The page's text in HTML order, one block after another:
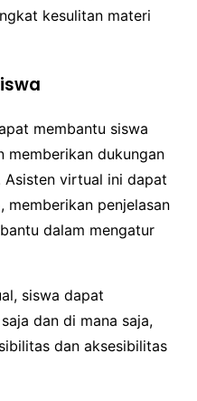
kesulitan materi
membantu siswa
memberikan dukungan
Asisten virtual ini dapat
memberikan penjelasan
dalam mengatur
siswa dapat
dan di mana saja,
dan aksesibilitas